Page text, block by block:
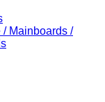
/ Mainboards /